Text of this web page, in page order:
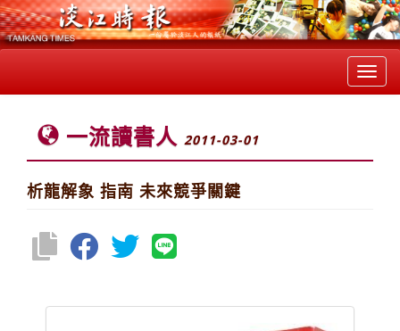
一流讀書人 2011-03-01
析龍解象 指南 未來競爭關鍵